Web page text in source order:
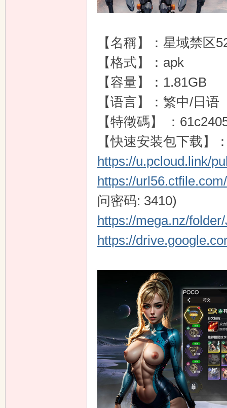
【名稱】：星域禁区
【格式】：apk
【容量】：1.81GB
【语言】：繁中/日语
【特徵碼】 ：
【快速安装包下载】
https://u.pcloud.link/
https://
问密码: 3410)
https://mega.nz/
https://